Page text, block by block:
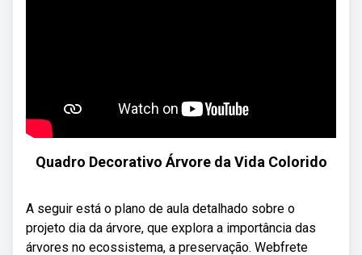
Quadro Decorativo Árvore da Vida Colorido
A seguir está o plano de aula detalhado sobre o
projeto dia da árvore, que explora a importância das
árvores no ecossistema, a preservação. Webfrete